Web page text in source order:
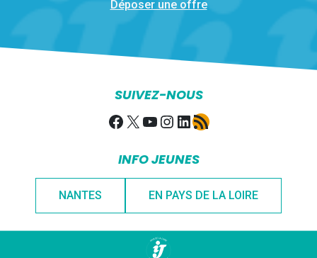
Déposer une offre
SUIVEZ-NOUS
Facebook
X YouTube
Instagram
LinkedIn
Flux RSS
INFO JEUNES
NANTES EN PAYS DE LA LOIRE